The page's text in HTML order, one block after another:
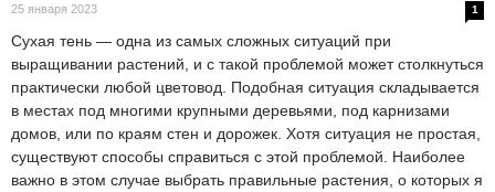
25 января 2023 1
Сухая тень — одна из самых сложных ситуаций при
выращивании растений, и с такой проблемой может столкнуться
практически любой цветовод. Подобная ситуация складывается
в местах под многими крупными деревьями, под карнизами
домов, или по краям стен и дорожек. Хотя ситуация не простая,
существуют способы справиться с этой проблемой. Наиболее
важно в этом случае выбрать правильные растения, о которых я